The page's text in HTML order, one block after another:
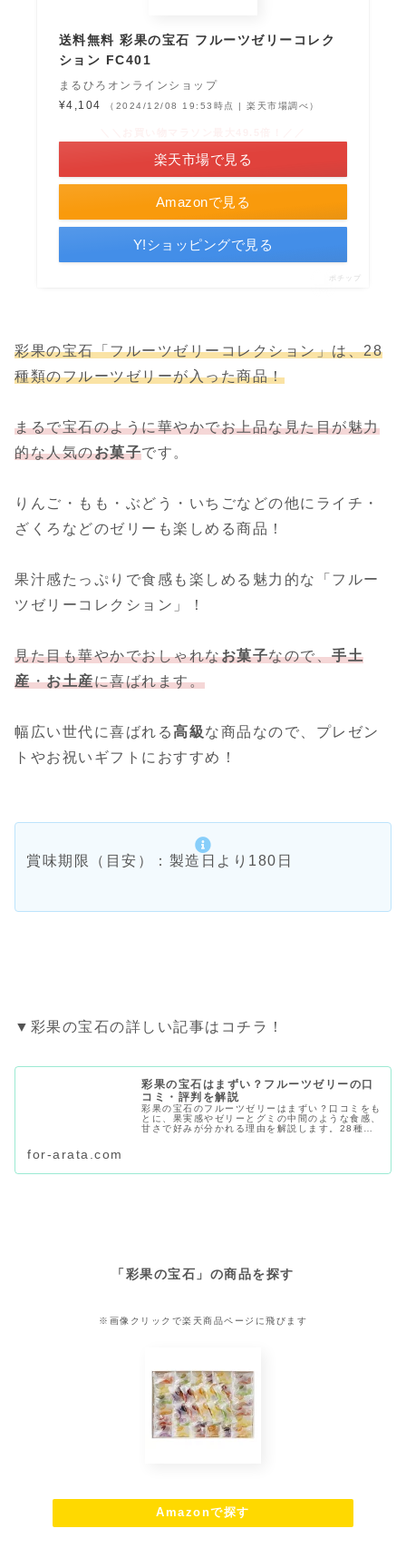
送料無料 彩果の宝石 フルーツゼリーコレク
ション FC401
まるひろオンラインショップ
¥4,104
（2024/12/08 19:53時点 | 楽天市場調べ）
Amazonで見る
楽天市場で見る
Y!ショッピングで見る
ポチップ
彩果の宝石「フルーツゼリーコレクション」は、28
種類のフルーツゼリーが入った商品！
まるで宝石のように華やかでお上品な見た目が魅力
的な人気のお菓子です。
りんご・もも・ぶどう・いちごなどの他にライチ・
ざくろなどのゼリーも楽しめる商品！
果汁感たっぷりで食感も楽しめる魅力的な「フルー
ツゼリーコレクション」！
見た目も華やかでおしゃれなお菓子なので、手土
産・お土産に喜ばれます。
幅広い世代に喜ばれる高級な商品なので、プレゼン
トやお祝いギフトにおすすめ！
賞味期限（目安）：製造日より180日
▼彩果の宝石の詳しい記事はコチラ！
彩果の宝石はまずい？フルーツゼリーの口
コミ・評判を解説
彩果の宝石のフルーツゼリーはまずい？口コミをも
とに、果実感やゼリーとグミの中間のような食感、
甘さで好みが分かれる理由を解説します。28種類
for-arata.com
「彩果の宝石」の商品を探す
※画像クリックで楽天商品ページに飛びます
Amazonで探す